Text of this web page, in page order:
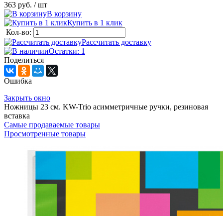
363 руб. / шт
В корзину
Купить в 1 клик
Кол-во:
Рассчитать доставку
Остатки: 1
Поделиться
Ошибка
Закрыть окно
Ножницы 23 см. KW-Trio асимметричные ручки, резиновая
вставка
Самые продаваемые товары
Просмотренные товары